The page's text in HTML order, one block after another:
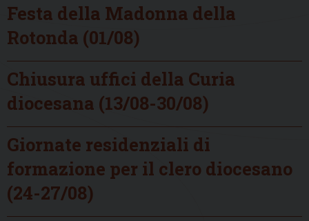
Festa della Madonna della
Rotonda (01/08)
Chiusura uffici della Curia
diocesana (13/08-30/08)
Giornate residenziali di
formazione per il clero diocesano
(24-27/08)